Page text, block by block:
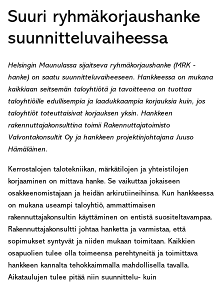
Suuri ryhmäkorjaushanke
suunnitteluvaiheessa
Helsingin Maunulassa sijaitseva ryhmäkorjaushanke (MRK -
hanke) on saatu suunnitteluvaiheeseen. Hankkeessa on mukana
kaikkiaan seitsemän taloyhtiötä ja tavoitteena on tuottaa
taloyhtiöille edullisempia ja laadukkaampia korjauksia kuin, jos
taloyhtiöt toteuttaisivat korjauksen yksin. Hankkeen
rakennuttajakonsulttina toimii Rakennuttajatoimisto
Valvontakonsultit Oy ja hankkeen projektinjohtajana Juuso
Hämäläinen.
Kerrostalojen talotekniikan, märkätilojen ja yhteistilojen
korjaaminen on mittava hanke. Se vaikuttaa jokaiseen
osakkeenomistajaan ja heidän arkirutiineihinsa. Kun hankkeessa
on mukana useampi taloyhtiö, ammattimaisen
rakennuttajakonsultin käyttäminen on entistä suositeltavampaa.
Rakennuttajakonsultti johtaa hanketta ja varmistaa, että
sopimukset syntyvät ja niiden mukaan toimitaan. Kaikkien
osapuolien tulee olla toimeensa perehtyneitä ja toimittava
hankkeen kannalta tehokkaimmalla mahdollisella tavalla.
Aikataulujen tulee pitää niin suunnittelu- kuin